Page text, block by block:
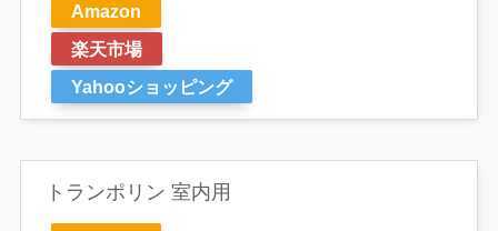
Amazon
楽天市場
Yahooショッピング
トランポリン 室内用